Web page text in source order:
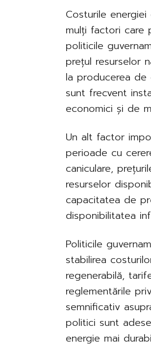
Costurile
mulți factori care
politicile
prețul resurselor
la producerea
sunt frecvent
economici și de
Un alt factor
perioade cu
caniculare,
resurselor
capacitatea de
disponibilitatea
Politicile
stabilirea
regenerabilă,
reglementările
semnificativ
politici sunt
energie mai